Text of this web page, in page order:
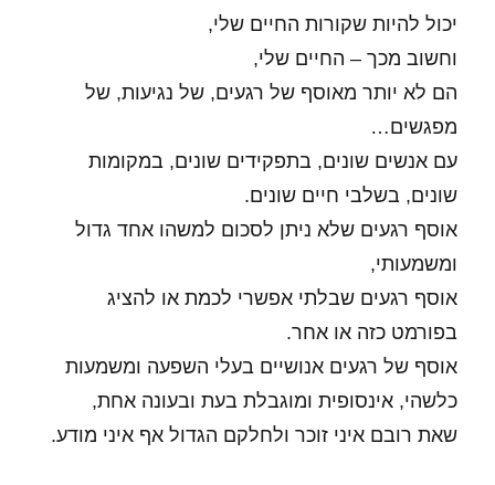
יכול להיות שקורות החיים שלי,
וחשוב מכך – החיים שלי,
הם לא יותר מאוסף של רגעים, של נגיעות, של
מפגשים…
עם אנשים שונים, בתפקידים שונים, במקומות
שונים, בשלבי חיים שונים.
אוסף רגעים שלא ניתן לסכום למשהו אחד גדול
ומשמעותי,
אוסף רגעים שבלתי אפשרי לכמת או להציג
בפורמט כזה או אחר.
אוסף של רגעים אנושיים בעלי השפעה ומשמעות
כלשהי, אינסופית ומוגבלת בעת ובעונה אחת,
שאת רובם איני זוכר ולחלקם הגדול אף איני מודע.